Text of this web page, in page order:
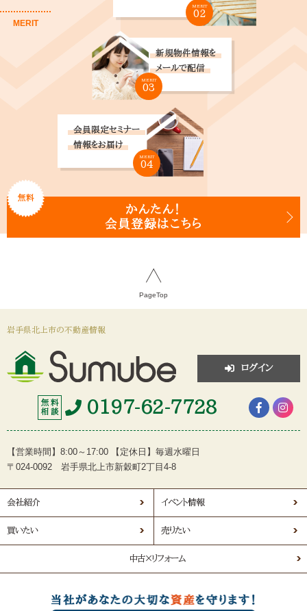
MERIT
MERIT
02
新規物件情報を
メールで配信
MERIT
03
会員限定セミナー
情報をお届け
MERIT
04
かんたん！
会員登録はこちら
無料
PageTop
岩手県北上市の不動産情報
ログイン
無 料
相 談
0197-62-7728
【営業時間】8:00～17:00 【定休日】毎週水曜日
〒024-0092 岩手県北上市新穀町2丁目4-8
会社紹介 イベント情報
買いたい 売りたい
中古×リフォーム